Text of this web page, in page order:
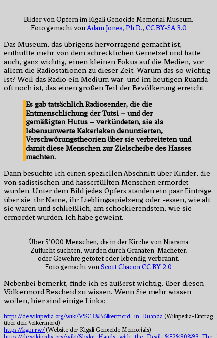
Bilder von Opfern im Kigali Genocide Memorial Museum.
Foto gemacht vonAdam Jones, Ph.D., CC BY-SA 3.0
Das Museum, das übrigens hervorragend gemacht ist,
enthüllte mehr von dem schrecklichen Gemetzel und hatte
auch, ganz wichtig, einen kleinen Fokus auf die Medien, vor
allem die Radiostationen zu dieser Zeit. Warum das so wichtig
ist? Weil das Radio ein Medium war, und im heutigen Ruanda
oft noch ist, das einen großen Teil der Bevölkerung erreicht.
Es gab tatsächlich Radiosender, die die
Entmenschlichung der Tutsi – und der
gemäßigten Hutus – verkündeten, sie als
lebensunwerte Kakerlaken denunzierten,
Verschwörungstheorien über sie verbreiteten und
damit diese Menschen zur Zielscheibe des Hasses
machten.
Dann besuchte ich einen speziellen Abschnitt über Kinder, die
von sadistischen und hasserfüllten Menschen ermordet
wurden. Unter dem Bild jedes Opfers standen ein paar Einträge
über sie: ihr Name, ihr Lieblingsspielzeug oder -essen, wie alt
sie waren und schließlich, am schockierendsten, wie sie
ermordet wurden. Ich habe geweint.
Über 5’000 Menschen, die in der Kirche von Ntarama
Zuflucht suchten, wurden durch Granaten, Macheten
oder Gewehre getötet oder lebendig verbrannt.
Foto gemacht vonScott ChaconCC BY 2.0
Nebenbei bemerkt, finde ich es äußerst wichtig, über diesen
Völkermord Bescheid zu wissen. Wenn Sie mehr wissen
wollen, hier sind einige Links:
https://de.wikipedia.org/wiki/V%C3%B6lkermord_in_Ruanda (Wikipedia-Eintrag
über den Völkermord)
https://kgm.rw/ (Website der Kigali Genocide Memorials)